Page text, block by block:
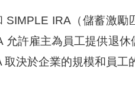
SIMPLE IRA（儲蓄激
許雇主為員工提供退
決於企業的規模和員工